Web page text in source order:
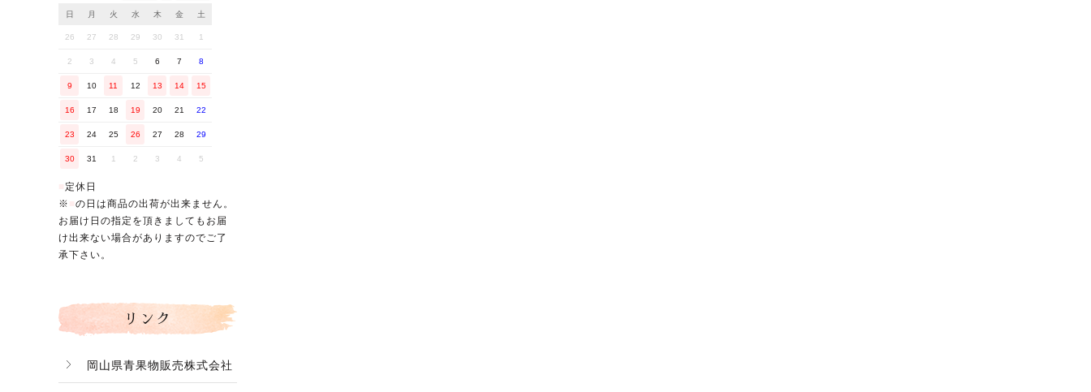
日 月 火 水 木 金 土
26 27 28 29 30 31 1
2 3 4 5 6 7 8
9 10 11 12 13 14 15
16 17 18 19 20 21 22
23 24 25 26 27 28 29
30 31 1 2 3 4 5
定休日
※
の日は商品の出荷が出来ません。
お届け日の指定を頂きましてもお届
け出来ない場合がありますのでご了
承下さい。
リンク
岡山県青果物販売株式会社